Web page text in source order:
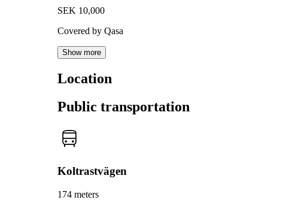
SEK 10,000
Covered by Qasa
Show more
Location
Public transportation
Koltrastvägen
174 meters